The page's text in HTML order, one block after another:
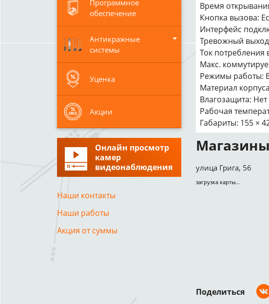
Программное
обеспечение
Антикражные
системы
Уценка
Акции
Онлайн просмотр
камер
видеонаблюдения
Наши контакты
Наши работы
Акция от суммы
Время
Кнопка вызова:
Интерфейс
Тревожный
Ток
Макс.
Режимы работы:
Материал
Влагозащита: Нет
Рабочая
Габариты: 155 ×
Магазины
улица Грига, 56
загрузка карты...
Поделиться